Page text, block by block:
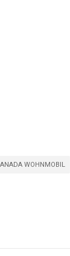
WOHNMOBIL